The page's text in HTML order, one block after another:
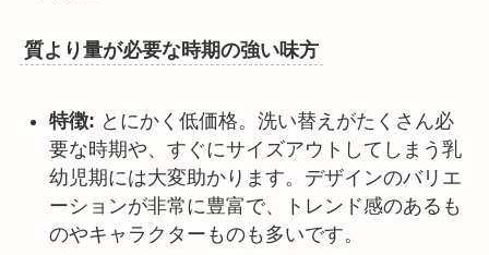
質より量が必要な時期の強い味方
特徴: とにかく低価格。洗い替えがたくさん必
要な時期や、すぐにサイズアウトしてしまう乳
幼児期には大変助かります。デザインのバリエ
ーションが非常に豊富で、トレンド感のあるも
のやキャラクターものも多いです。